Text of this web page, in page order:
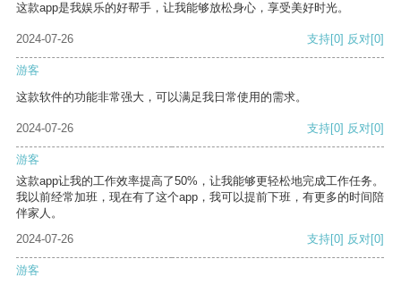
这款app是我娱乐的好帮手，让我能够放松身心，享受美好时光。
2024-07-26 支持[0] 反对[0]
游客
这款软件的功能非常强大，可以满足我日常使用的需求。
2024-07-26 支持[0] 反对[0]
游客
这款app让我的工作效率提高了50%，让我能够更轻松地完成工作任务。
我以前经常加班，现在有了这个app，我可以提前下班，有更多的时间陪
伴家人。
2024-07-26
支持[0] 反对[0]
游客